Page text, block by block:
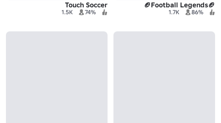
🏈Football Legends🏈
86%
1.7K
Touch Soccer
74%
1.5K